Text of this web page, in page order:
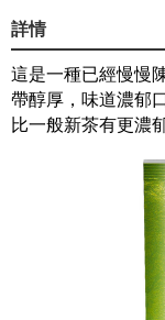
詳情
這是一種已經慢慢
帶醇厚，味道濃郁口
比一般新茶有更濃